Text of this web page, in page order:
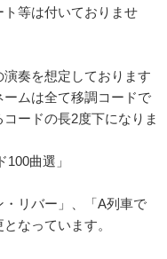
等は付いておりませ
奏を想定しております
ムは全て移調コードで
ードの長2度下になりま
曲選」
リバー」、「A列車で
なっています。